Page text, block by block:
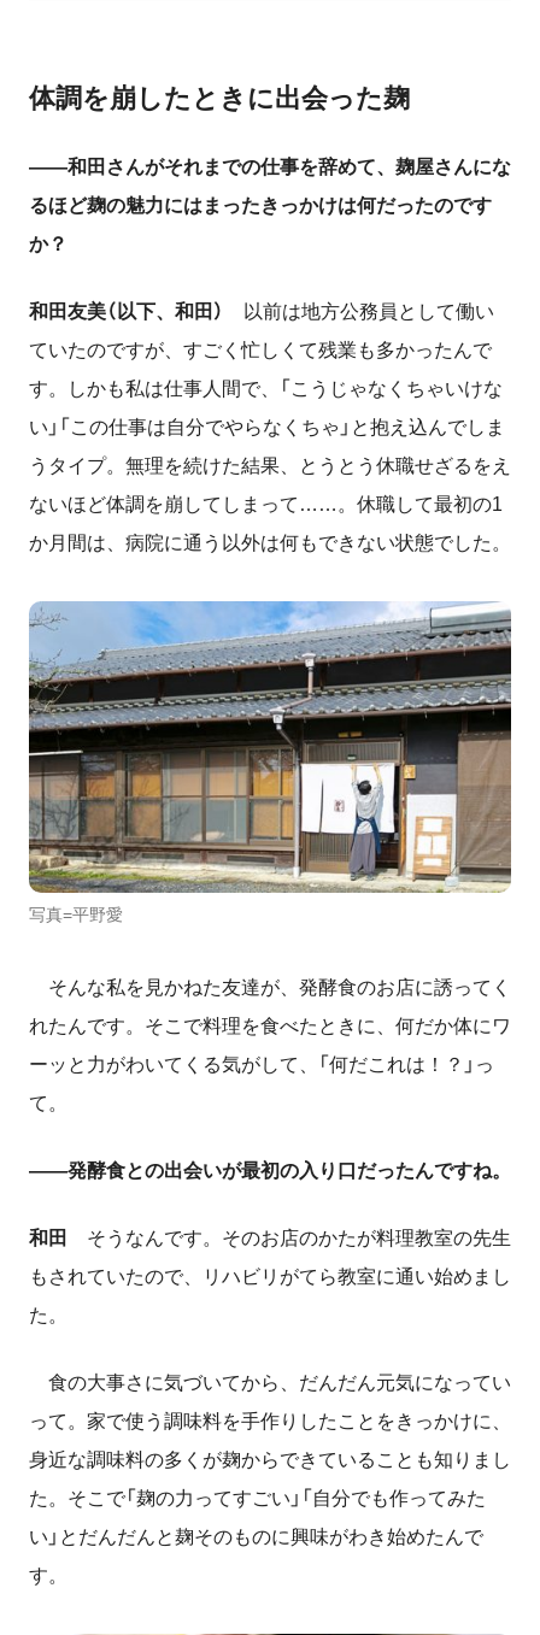
体調を崩したときに出会った麹
――和田さんがそれまでの仕事を辞めて、麹屋さんにな
るほど麹の魅力にはまったきっかけは何だったのです
か？
和田友美（以下、和田）
以前は地方公務員として働い
ていたのですが、すごく忙しくて残業も多かったんで
す。しかも私は仕事人間で、「こうじゃなくちゃいけな
い」「この仕事は自分でやらなくちゃ」と抱え込んでしま
うタイプ。無理を続けた結果、とうとう休職せざるをえ
ないほど体調を崩してしまって……。休職して最初の1
か月間は、病院に通う以外は何もできない状態でした。
写真=平野愛
そんな私を見かねた友達が、発酵食のお店に誘ってく
れたんです。そこで料理を食べたときに、何だか体にワ
ーッと力がわいてくる気がして、「何だこれは！？」っ
て。
――発酵食との出会いが最初の入り口だったんですね。
和田
そうなんです。そのお店のかたが料理教室の先生
もされていたので、リハビリがてら教室に通い始めまし
た。
食の大事さに気づいてから、だんだん元気になってい
って。家で使う調味料を手作りしたことをきっかけに、
身近な調味料の多くが麹からできていることも知りまし
た。そこで「麹の力ってすごい」「自分でも作ってみた
い」とだんだんと麹そのものに興味がわき始めたんで
す。